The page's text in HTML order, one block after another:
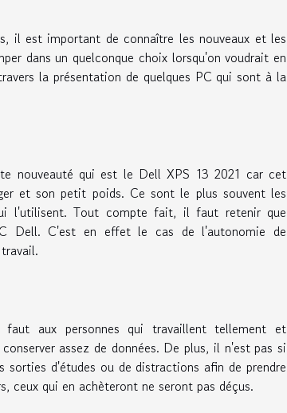
il est important de connaître les nouveaux et les
dans un quelconque choix lorsqu'on voudrait en
la présentation de quelques PC qui sont à la
nouveauté qui est le Dell XPS 13 2021 car cet
et son petit poids. Ce sont le plus souvent les
l'utilisent. Tout compte fait, il faut retenir que
Dell. C'est en effet le cas de l'autonomie de
aux personnes qui travaillent tellement et
assez de données. De plus, il n'est pas si
d'études ou de distractions afin de prendre
ceux qui en achèteront ne seront pas déçus.